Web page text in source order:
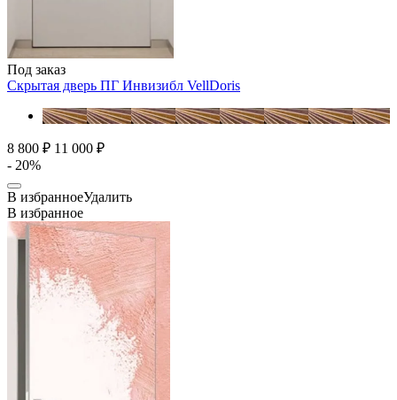
Под заказ
Скрытая дверь ПГ Инвизибл VellDoris
8 800 ₽ 11 000 ₽
- 20%
В избранноеУдалить
В избранное